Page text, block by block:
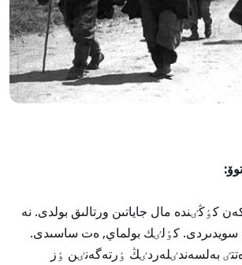
كٶڭٸندە مال جاياتىن ورتالىق بولدى. نە
سويدىردى. كٶلٸك بولماي, ەت ساسىدى.
ەتتٸ بەلسەندٸلەردٸڭ ٶرتەگەنٸن ٶز